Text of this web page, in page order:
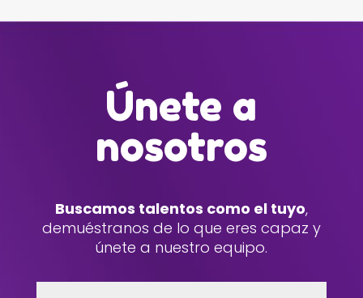
Únete a
nosotros
Buscamos talentos como el tuyo,
demuéstranos de lo que eres capaz y
únete a nuestro equipo.